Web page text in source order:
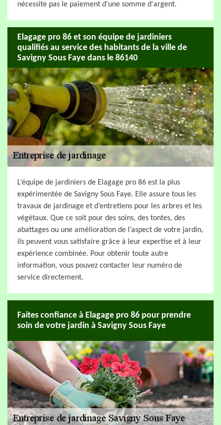
nécessite pas le paiement d'une somme d'argent.
Elagage pro 86 et son équipe de jardiniers
qualifiés au service des habitants de la ville de
Savigny Sous Faye dans le 86140
L’équipe de jardiniers de Elagage pro 86 est la plus
expérimentée de Savigny Sous Faye. Elle assure tous les
travaux de jardinage et d’entretiens pour les arbres et les
végétaux. Que ce soit pour des soins, des tontes, des
abattages ou une amélioration de l’aspect de votre jardin,
ils peuvent vous satisfaire grâce à leur expertise et à leur
expérience combinée. Pour obtenir toute autre
information, vous pouvez contacter leur numéro de
service directement.
Faites confiance à Elagage pro 86 pour prendre
soin de votre jardin à Savigny Sous Faye